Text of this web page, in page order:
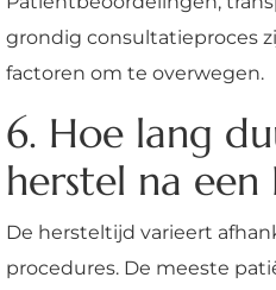
grondig consultatieproces
factoren om te overwegen.
6. Hoe lang
herstel na een
De hersteltijd varieert
procedures. De meeste